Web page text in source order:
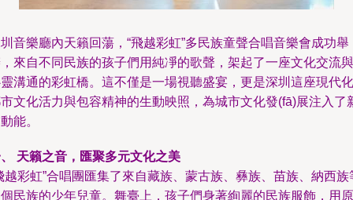
音樂廳內天籟回蕩，“飛越彩虹”多民族童聲合唱音樂會成功舉
來自不同民族的孩子們用純凈的歌聲，架起了一座文化交流與
溝通的彩虹橋。這不僅是一場視聽盛宴，更是深圳這座現代化
文化活力與包容精神的生動映照，為城市文化發(fā)展注入了
能。
天籟之音，匯聚多元文化之美
越彩虹”合唱團匯集了來自藏族、蒙古族、彝族、苗族、納西族
民族的少年兒童。舞臺上，孩子們身著絢麗的民族服飾，用原